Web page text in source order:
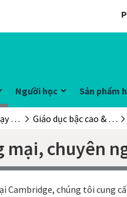
Người học Sản phẩm
Đội ngũ giảng dạy & các đơn vị giáo dục Giáo dục bậc cao & giáo dục dành cho người trưởng thành
mại, chuyên
Cambridge, chúng tôi cung